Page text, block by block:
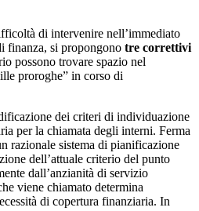
di intervenire nell’immediato
finanza, si propongono tre correttivi
possono trovare spazio nel
proroghe” in corso di
dei criteri di individuazione
per la chiamata degli interni. Ferma
razionale sistema di pianificazione
dell’attuale criterio del punto
dall’anzianità di servizio
viene chiamato determina
di copertura finanziaria. In